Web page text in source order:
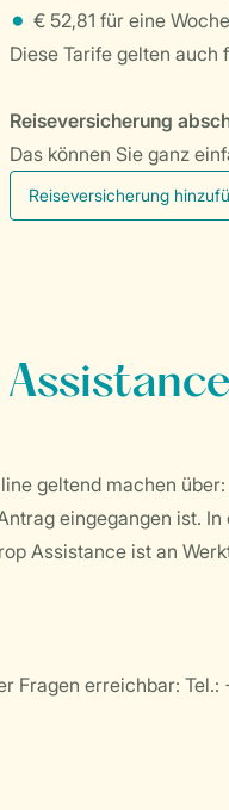
€ 52,81 für eine Woche
Diese Tarife gelten
Reiseversicherung
Das können Sie ganz
Reiseversicherung
geltend machen über:
eingegangen ist.
Assistance ist an
Fragen erreichbar: